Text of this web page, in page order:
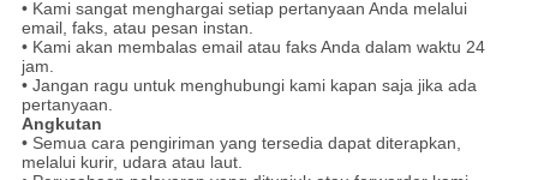
• Kami sangat menghargai setiap pertanyaan Anda melalui
email, faks, atau pesan instan.
• Kami akan membalas email atau faks Anda dalam waktu 24
jam.
• Jangan ragu untuk menghubungi kami kapan saja jika ada
pertanyaan.
Angkutan
• Semua cara pengiriman yang tersedia dapat diterapkan,
melalui kurir, udara atau laut.